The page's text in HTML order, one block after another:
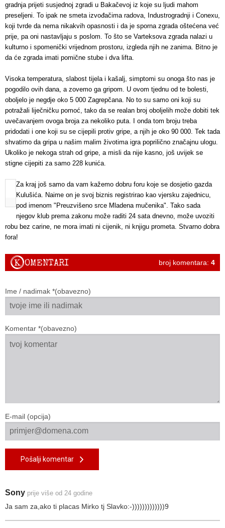
gradnja prijeti susjednoj zgradi u Bakačevoj iz koje su ljudi mahom
preseljeni. To ipak ne smeta izvođačima radova, Industrogradnji i Conexu,
koji tvrde da nema nikakvih opasnosti i da je sporna zgrada oštećena već
prije, pa oni nastavljaju s poslom. To što se Varteksova zgrada nalazi u
kulturno i spomenički vrijednom prostoru, izgleda njih ne zanima. Bitno je
da će zgrada imati pomične stube i dva lifta.
Visoka temperatura, slabost tijela i kašalj, simptomi su onoga što nas je
pogodilo ovih dana, a zovemo ga gripom. U ovom tjednu od te bolesti,
oboljelo je negdje oko 5 000 Zagrepčana. No to su samo oni koji su
potražali liječničku pomoć, tako da se realan broj oboljelih može dobiti tek
uvečavanjem ovoga broja za nekoliko puta. I onda tom broju treba
pridodati i one koji su se cijepili protiv gripe, a njih je oko 90 000. Tek tada
shvatimo da gripa u našim malim životima igra poprilično značajnu ulogu.
Ukoliko je nekoga strah od gripe, a misli da nije kasno, još uvijek se
stigne cijepiti za samo 228 kunića.
Za kraj još samo da vam kažemo dobru foru koje se dosjetio gazda
Kulušića. Naime on je svoj biznis registrirao kao vjersku zajednicu,
pod imenom "Preuzvišeno srce Mladena mučenika". Tako sada
njegov klub prema zakonu može raditi 24 sata dnevno, može uvoziti
robu bez carine, ne mora imati ni cijenik, ni knjigu prometa. Stvarno dobra
fora!
broj komentara: 4
KOMENTARI
Ime / nadimak *(obavezno)
Komentar *(obavezno)
E-mail (opcija)
Pošalji komentar
Sony prije više od 24 godine
Ja sam za,ako ti placas Mirko tj Slavko:-)))))))))))))9